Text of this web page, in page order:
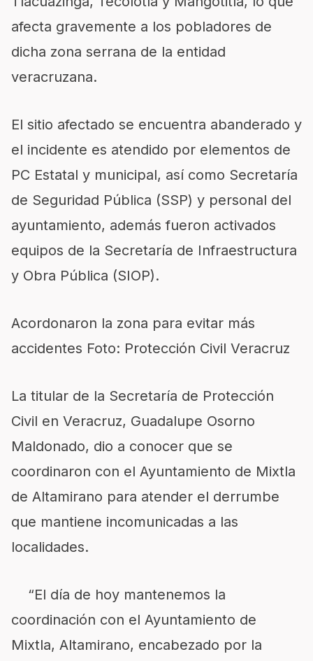
afecta gravemente a los pobladores de
dicha zona serrana de la entidad
veracruzana.
El sitio afectado se encuentra abanderado y
el incidente es atendido por elementos de
PC Estatal y municipal, así como Secretaría
de Seguridad Pública (SSP) y personal del
ayuntamiento, además fueron activados
equipos de la Secretaría de Infraestructura
y Obra Pública (SIOP).
Acordonaron la zona para evitar más
accidentes Foto: Protección Civil Veracruz
La titular de la Secretaría de Protección
Civil en Veracruz, Guadalupe Osorno
Maldonado, dio a conocer que se
coordinaron con el Ayuntamiento de Mixtla
de Altamirano para atender el derrumbe
que mantiene incomunicadas a las
localidades.
“El día de hoy mantenemos la
coordinación con el Ayuntamiento de
Mixtla, Altamirano, encabezado por la